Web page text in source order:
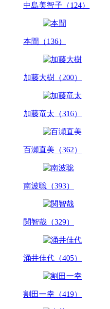
中島美智子（124）
本間（136）
加藤大樹（200）
加藤竜太（316）
百瀬直美（362）
南波聡（393）
関智哉（329）
涌井佳代（405）
割田一幸（419）